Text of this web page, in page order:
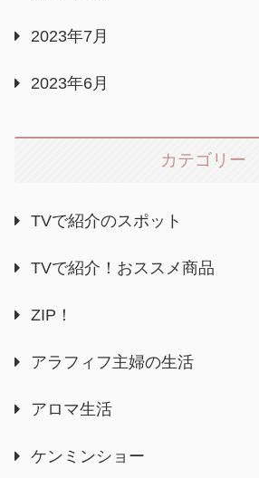
2023年7月
2023年6月
カテゴリー
TVで紹介のスポット
TVで紹介！おススメ商品
ZIP！
アラフィフ主婦の生活
アロマ生活
ケンミンショー